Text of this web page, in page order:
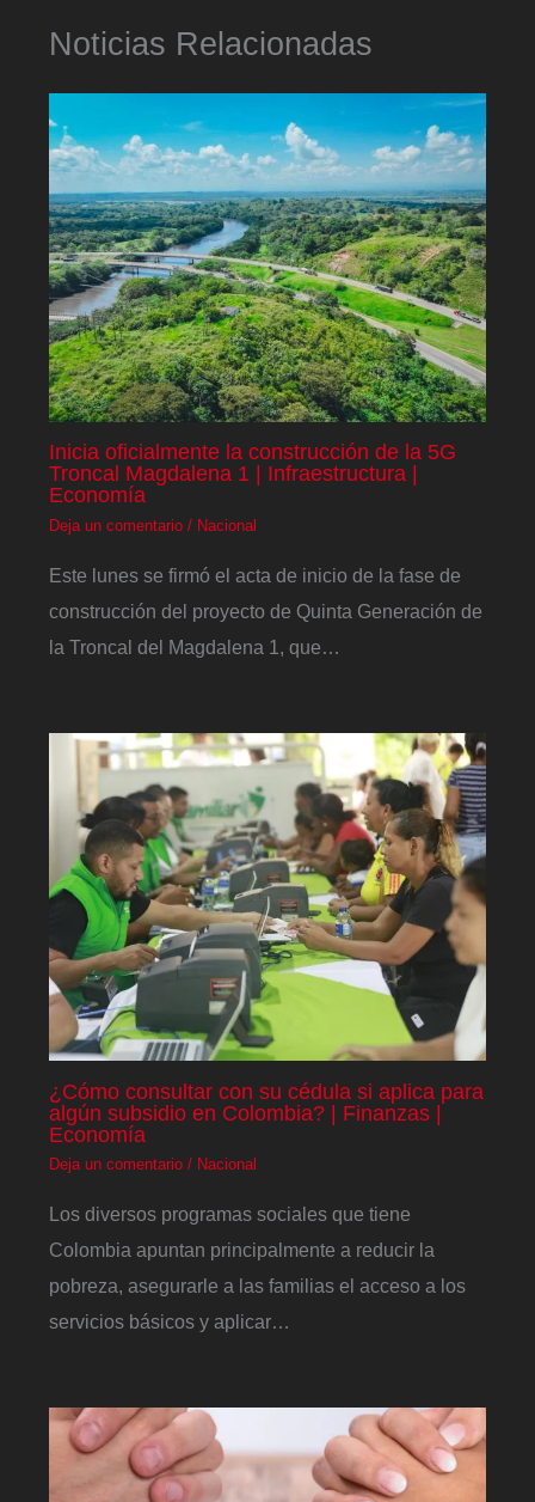
Noticias Relacionadas
Inicia oficialmente la construcción de la 5G
Troncal Magdalena 1 | Infraestructura |
Economía
Deja un comentario / Nacional
Este lunes se firmó el acta de inicio de la fase de
construcción del proyecto de Quinta Generación de
la Troncal del Magdalena 1, que…
¿Cómo consultar con su cédula si aplica para
algún subsidio en Colombia? | Finanzas |
Economía
Deja un comentario / Nacional
Los diversos programas sociales que tiene
Colombia apuntan principalmente a reducir la
pobreza, asegurarle a las familias el acceso a los
servicios básicos y aplicar…